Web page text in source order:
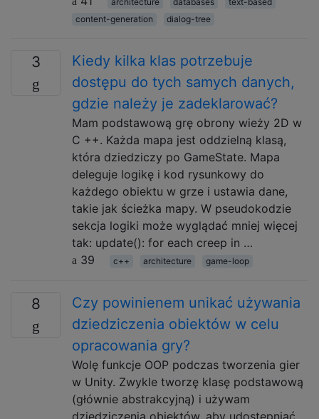
content-generation
dialog-tree
3
Kiedy kilka klas potrzebuje
dostępu do tych samych danych,
gdzie należy je zadeklarować?
Mam podstawową grę obrony wieży 2D w
C ++. Każda mapa jest oddzielną klasą,
która dziedziczy po GameState. Mapa
deleguje logikę i kod rysunkowy do
każdego obiektu w grze i ustawia dane,
takie jak ścieżka mapy. W pseudokodzie
sekcja logiki może wyglądać mniej więcej
tak: update(): for each creep in …
39
c++ architecture game-loop
8
Czy powinienem unikać używania
dziedziczenia obiektów w celu
opracowania gry?
Wolę funkcje OOP podczas tworzenia gier
w Unity. Zwykle tworzę klasę podstawową
(głównie abstrakcyjną) i używam
dziedziczenia obiektów, aby udostępniać